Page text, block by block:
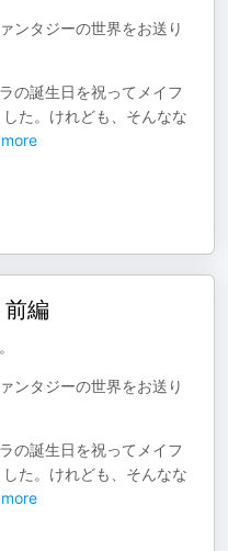
ンタジーの世界をお送り
の誕生日を祝ってメイフ
た。けれども、そんなな
more
編
ンタジーの世界をお送り
の誕生日を祝ってメイフ
た。けれども、そんなな
more